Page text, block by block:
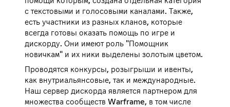
с текстовыми и голосовыми каналами. Также,
есть участники из разных кланов, которые
всегда готовы оказать помощь по игре и
дискорду. Они имеют роль "Помощник
новичкам" и их ники выделены золотым цветом.
Проводятся конкурсы, розыгрыши и ивенты,
как внутриальянсовые, так и международные.
Наш сервер дискорда является партнером для
множества сообществ Warframe, в том числе